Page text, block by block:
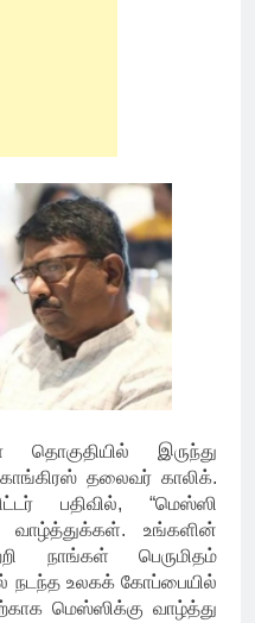
தொகுதியில் இருந்து
தலைவர் காலிக்.
பதிவில், “மெஸ்ஸி
உங்களின்
நாங்கள் பெருமிதம்
நடந்த உலகக் கோப்பையில்
மெஸ்ஸிக்கு வாழ்த்து